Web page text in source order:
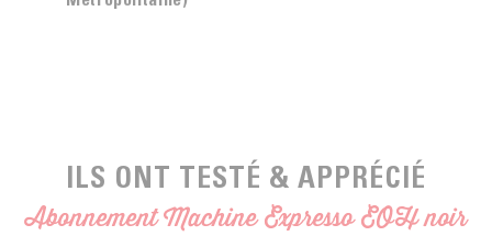
ILS ONT TESTÉ & APPRÉCIÉ
Abonnement Machine Expresso EOH noir